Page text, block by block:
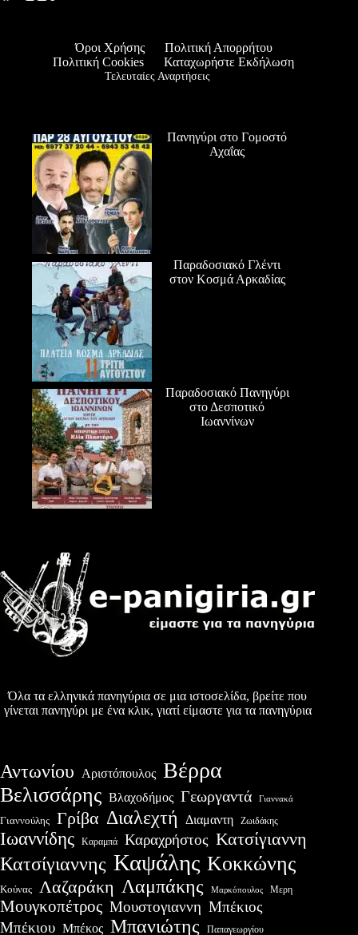
Όροι Χρήσης
Πολιτική Απορρήτου
Πολιτική Cookies
Καταχωρήστε Εκδήλωση
Τελευταίες Αναρτήσεις
Πανηγύρι στο Γομοστό
Αχαΐας
Παραδοσιακό Γλέντι
στον Κοσμά Αρκαδίας
Παραδοσιακό Πανηγύρι
στο Δεσποτικό
Ιωαννίνων
Όλα τα ελληνικά πανηγύρια σε μια ιστοσελίδα, βρείτε που
γίνεται πανηγύρι με ένα κλικ, γιατί είμαστε για τα πανηγύρια
Αντωνίου Αριστόπουλος Βέρρα
Βελισσάρης Βλαχοδήμος Γεωργαντά Γιαννακά
Γιαννούλης Γρίβα Διαλεχτή Διαμαντη Ζωιδάκης
Ιωαννίδης Καραμπά Καραχρήστος Κατσίγιαννη
Κατσίγιαννης Καψάλης Κοκκώνης
Κούνας Λαζαράκη Λαμπάκης Μαρκόπουλος Μερη
Μουγκοπέτρος Μουστογιαννη Μπέκιος
Μπέκιου Μπέκος Μπανιώτης Παπαγεωργίου